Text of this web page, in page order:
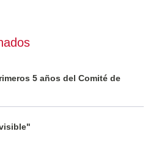
5 años del Comité de